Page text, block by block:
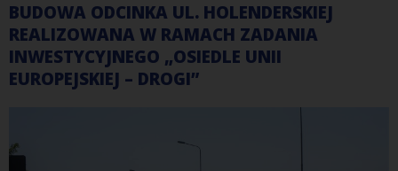
BUDOWA ODCINKA UL. HOLENDERSKIEJ
REALIZOWANA W RAMACH ZADANIA
INWESTYCYJNEGO „OSIEDLE UNII
EUROPEJSKIEJ – DROGI”